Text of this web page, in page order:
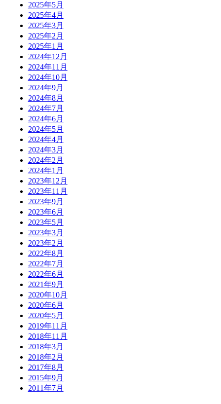
2025年5月
2025年4月
2025年3月
2025年2月
2025年1月
2024年12月
2024年11月
2024年10月
2024年9月
2024年8月
2024年7月
2024年6月
2024年5月
2024年4月
2024年3月
2024年2月
2024年1月
2023年12月
2023年11月
2023年9月
2023年6月
2023年5月
2023年3月
2023年2月
2022年8月
2022年7月
2022年6月
2021年9月
2020年10月
2020年6月
2020年5月
2019年11月
2018年11月
2018年3月
2018年2月
2017年8月
2015年9月
2011年7月